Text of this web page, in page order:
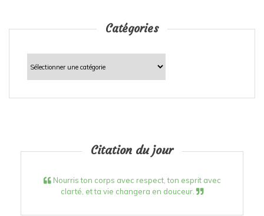
Catégories
Catégories
Citation du jour
Nourris ton corps avec respect, ton esprit avec
clarté, et ta vie changera en douceur.